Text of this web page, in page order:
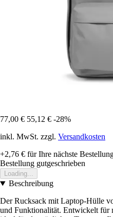
77,00 € 55,12 € -28%
inkl. MwSt. zzgl. Versandkosten
+2,76 € für Ihre nächste
Bestellung gutgeschrieben
Loading...
Beschreibung
Der Rucksack mit Laptop-Hülle
und Funktionalität. Entwickelt für